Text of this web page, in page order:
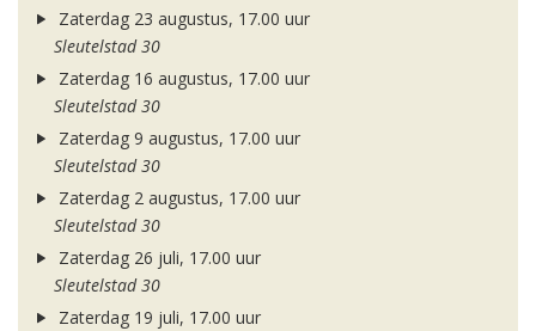
Zaterdag 23 augustus, 17.00 uur
Sleutelstad 30
Zaterdag 16 augustus, 17.00 uur
Sleutelstad 30
Zaterdag 9 augustus, 17.00 uur
Sleutelstad 30
Zaterdag 2 augustus, 17.00 uur
Sleutelstad 30
Zaterdag 26 juli, 17.00 uur
Sleutelstad 30
Zaterdag 19 juli, 17.00 uur